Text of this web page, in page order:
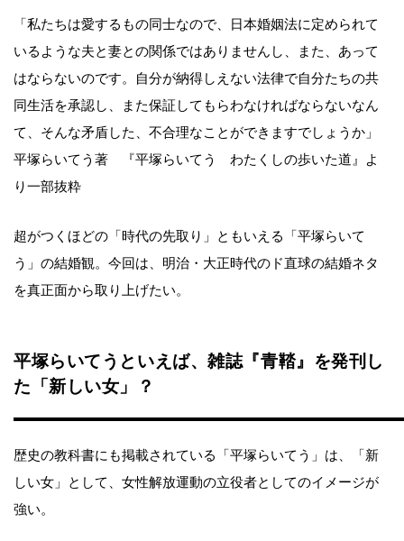
「私たちは愛するもの同士なので、日本婚姻法に定められて
いるような夫と妻との関係ではありませんし、また、あって
はならないのです。自分が納得しえない法律で自分たちの共
同生活を承認し、また保証してもらわなければならないなん
て、そんな矛盾した、不合理なことができますでしょうか」
平塚らいてう著 『平塚らいてう わたくしの歩いた道』よ
り一部抜粋
超がつくほどの「時代の先取り」ともいえる「平塚らいて
う」の結婚観。今回は、明治・大正時代のド直球の結婚ネタ
を真正面から取り上げたい。
平塚らいてうといえば、雑誌『青鞜』を発刊し
た「新しい女」？
歴史の教科書にも掲載されている「平塚らいてう」は、「新
しい女」として、女性解放運動の立役者としてのイメージが
強い。